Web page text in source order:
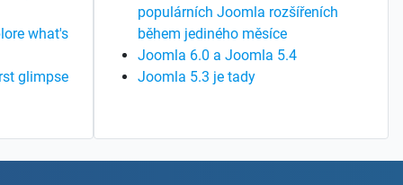
what's
glimpse
populárních Joomla rozšířeních
během jediného měsíce
Joomla 6.0 a Joomla 5.4
Joomla 5.3 je tady